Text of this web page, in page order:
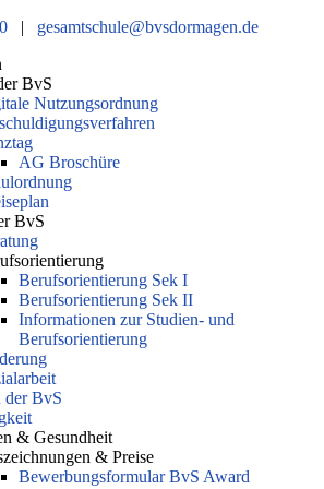
| gesamtschule@bvsdormagen.de
BvS
Nutzungsordnung
AG Broschüre
BvS
Berufsorientierung Sek I
Berufsorientierung Sek II
Informationen zur Studien- und
Berufsorientierung
der BvS
& Gesundheit
& Preise
Bewerbungsformular BvS Award